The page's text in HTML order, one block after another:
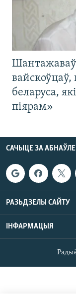
Шантажаваў
вайскоўцаў,
беларуса,
піярам»
САЧЫЦЕ ЗА
РАЗЬДЗЕЛЫ САЙТУ
ІНФАРМАЦЫЯ